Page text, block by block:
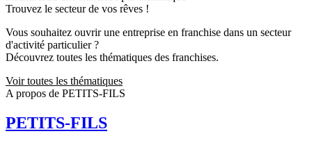
Trouvez le secteur de vos rêves !
Vous souhaitez ouvrir une entreprise en franchise dans un secteur
d'activité particulier ?
Découvrez toutes les thématiques des franchises.
Voir toutes les thématiques
A propos de PETITS-FILS
PETITS-FILS